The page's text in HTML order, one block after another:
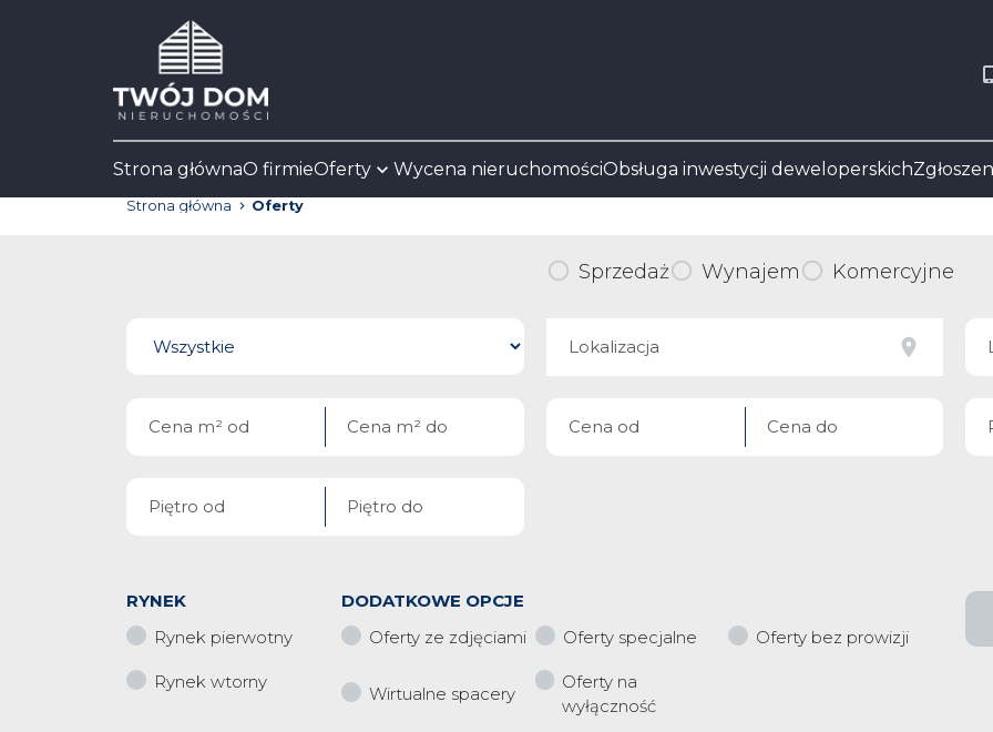
Strona głównaO firmieOferty Wycena nieruchomościObsługa inwestycji deweloperskich
Strona główna Oferty
Sprzedaż Wynajem Komercyjne
RYNEK
Rynek pierwotny
Rynek wtorny
DODATKOWE OPCJE
Oferty ze zdjęciami
Oferty specjalne Oferty bez prowizji
Wirtualne spacery
Oferty na
wyłączność